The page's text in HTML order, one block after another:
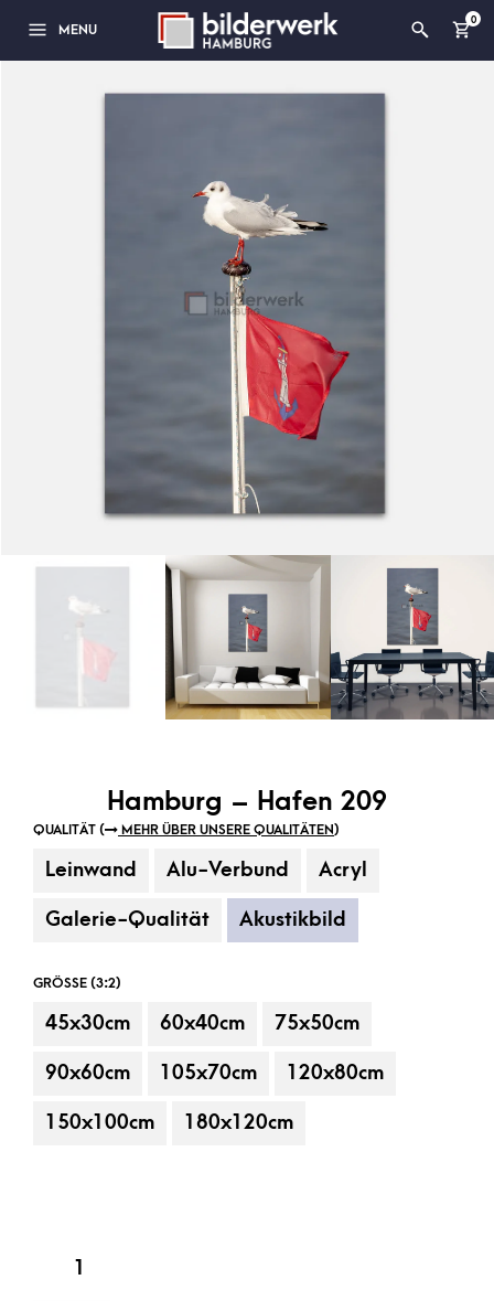
MENU
0
Hamburg – Hafen 209
QUALITÄT ( MEHR ÜBER UNSERE QUALITÄTEN)
Leinwand Alu-Verbund Acryl
Galerie-Qualität Akustikbild
GRÖSSE (3:2)
45x30cm 60x40cm 75x50cm
90x60cm 105x70cm 120x80cm
150x100cm 180x120cm